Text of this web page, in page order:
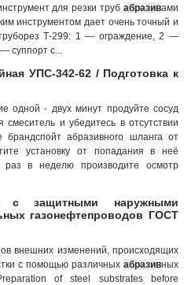
для резки труб абразивами
инструментом дает очень точный и
Т-299: 1 — ограждение, 2 —
суппорт с...
УПС-342-62 / Подготовка к
одной - двух минут продуйте сосуд
и убедитесь в отсутствии
абразивного шланга от
установку от попадания в неё
в неделю производите осмотр
с защитными наружными
газонефтепроводов ГОСТ
внешних изменений, происходящих
с помощью различных абразивных
of steel substrates before